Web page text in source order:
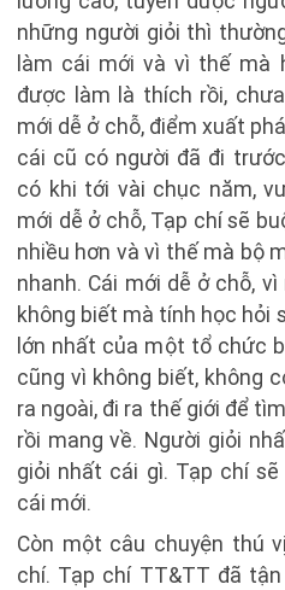
những người giỏi thì
làm cái mới và vì thế mà
được làm là thích rồi,
mới dễ ở chỗ, điểm xuất
cái cũ có người đã đi
có khi tới vài chục năm,
mới dễ ở chỗ, Tạp chí sẽ
nhiều hơn và vì thế mà bộ
nhanh. Cái mới dễ ở chỗ,
không biết mà tính học hỏi
lớn nhất của một tổ chức
cũng vì không biết, không
ra ngoài, đi ra thế giới để
rồi mang về. Người giỏi
giỏi nhất cái gì. Tạp chí
cái mới.
Còn một câu chuyện thú
chí. Tạp chí TT&TT đã